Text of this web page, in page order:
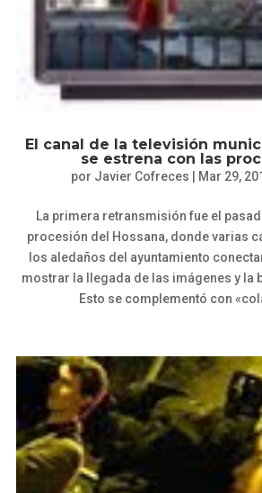
El canal de la televisión
se estrena con las
por Javier Cofreces Mar 29,
La primera retransmisión fue el
procesión del Hossana, donde varias
los aledaños del ayuntamiento
mostrar la llegada de las imágenes y la
Esto se complementó con